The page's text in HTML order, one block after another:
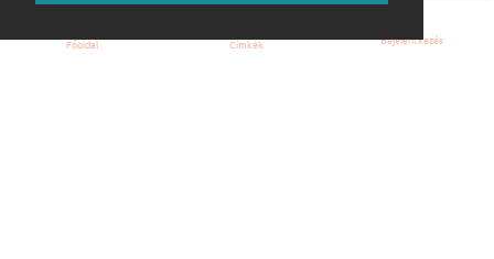
Főoldal Címkék Bejelentkezés